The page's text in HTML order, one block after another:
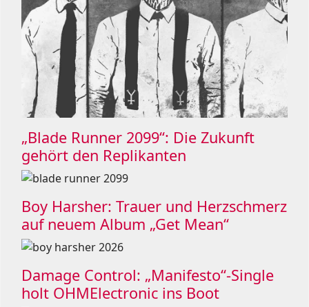
„Blade Runner 2099“: Die Zukunft
gehört den Replikanten
Boy Harsher: Trauer und Herzschmerz
auf neuem Album „Get Mean“
Damage Control: „Manifesto“-Single
holt OHMElectronic ins Boot